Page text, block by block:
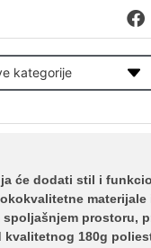
kategorije
će dodati stil i
materijale
prostoru,
180g